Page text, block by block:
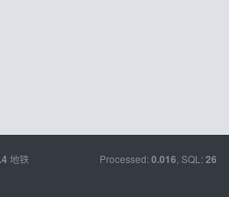
地铁
Processed: 0.016 , SQL: 26